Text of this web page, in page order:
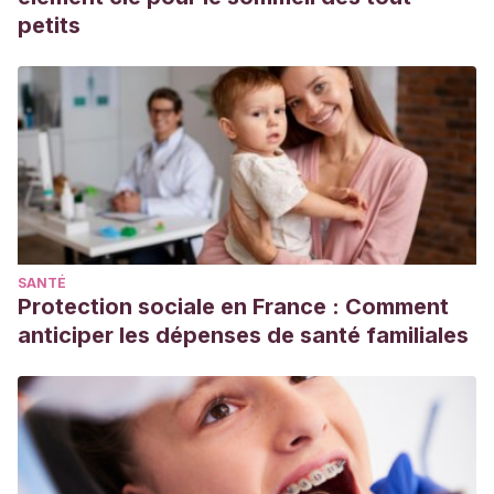
intensity-sweeteners
(2017) Development of Sweet Taste Perception:
Implications for Artificial Sweetener Use. Endocr Dev,
32:87-99.
van Opstal , A M; Kaal, I; van den Berg-Huysmans
Hoeksma, M;Blonk , C; Pij, H et al(2019)Dietary sugars
and non-caloric sweeteners elicit different homeostatic
and hedonic responses in the brain. Nutrition, 60:80-6.
Gil-Campos
J J
(2015)Use of sugars and sweeteners in children’s
Spanish Paediatric Association. An Pediatr (Barc), 83(5):
353.
I Rother, K; Brown, R(2011) Artificial
sweetener use among children: epidemiology,
petits
SANTÉ
Protection sociale en France : Comment
anticiper les dépenses de santé familiales